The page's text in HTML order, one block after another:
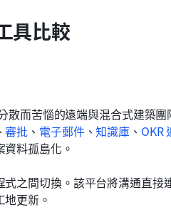
具比較
而苦惱的遠端與混合式建築團
審批 、 電子郵件、知識庫 、 OKR
料孤島化。
之間切換。該平台將溝通直接
更新。